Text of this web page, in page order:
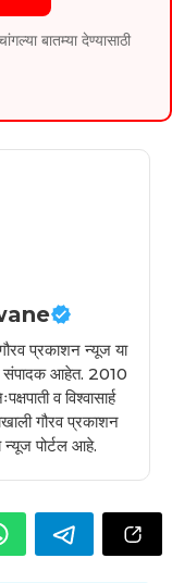
बातम्या देण्यासाठी
प्रकाशन न्यूज या
संपादक आहेत. 2010
व विश्वासार्ह
गौरव प्रकाशन
न्यूज पोर्टल आहे.